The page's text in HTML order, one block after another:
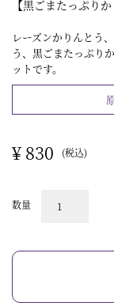
【黒ごまたっぷり
レーズンかりんとう
う、黒ごまたっぷり
ットです。
¥830 税込